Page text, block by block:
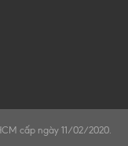
cấp ngày 11/02/2020.